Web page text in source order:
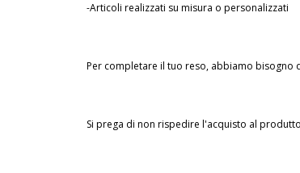
-Articoli realizzati su misura o personalizzati
Per completare il tuo reso, abbiamo bisogno
Si prega di non rispedire l'acquisto al